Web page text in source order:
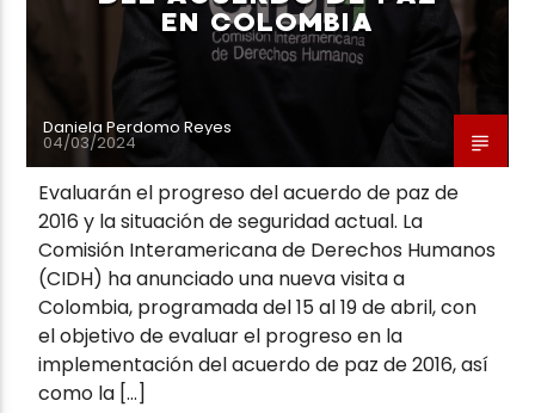
EN COLOMBIA
Daniela Perdomo Reyes
04/03/2024
Evaluarán el progreso del acuerdo de paz de
2016 y la situación de seguridad actual. La
Comisión Interamericana de Derechos Humanos
(CIDH) ha anunciado una nueva visita a
Colombia, programada del 15 al 19 de abril, con
el objetivo de evaluar el progreso en la
implementación del acuerdo de paz de 2016, así
como la […]